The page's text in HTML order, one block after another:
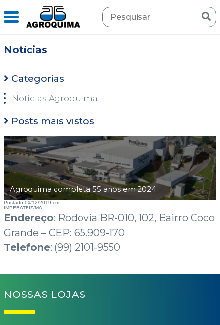
Notícias
Categorias
Notícias Agroquima
Posts mais vistos
Agroquima completa 55 anos em 2024
Postado 04/12/2019 em
IMPERATRIZ/MA
Endereço: Rodovia BR-010, 102, Bairro Coco
Grande – CEP: 65.909-170
Telefone: (99) 2101-9550
NOSSAS LOJAS